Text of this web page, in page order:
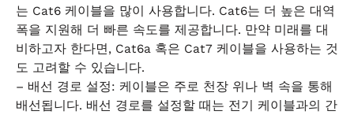
는 Cat6 케이블을 많이 사용합니다. Cat6는 더 높은 대역
폭을 지원해 더 빠른 속도를 제공합니다. 만약 미래를 대
비하고자 한다면, Cat6a 혹은 Cat7 케이블을 사용하는 것
도 고려할 수 있습니다.
– 배선 경로 설정: 케이블은 주로 천장 위나 벽 속을 통해
배선됩니다. 배선 경로를 설정할 때는 전기 케이블과의 간